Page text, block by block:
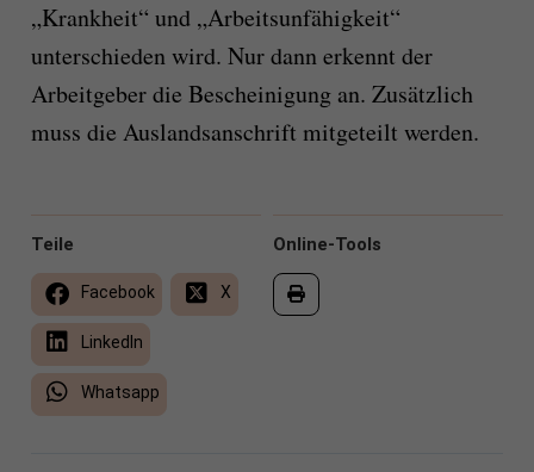
„Krankheit“ und „Arbeitsunfähigkeit“
unterschieden wird. Nur dann erkennt der
Arbeitgeber die Bescheinigung an. Zusätzlich
muss die Auslandsanschrift mitgeteilt werden.
Online-Tools
Teile
Facebook X
LinkedIn
Whatsapp